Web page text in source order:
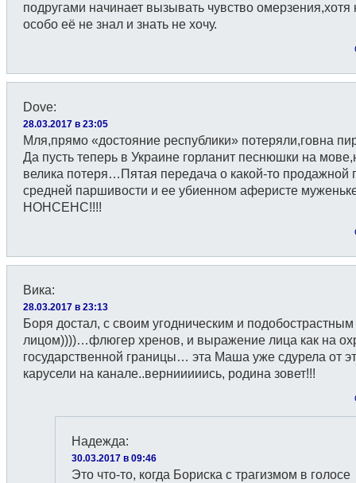
подругами начинает вызывать чувство омерзения,хотя
особо её не знал и знать не хочу.
Dove:
28.03.2017 в 23:05
Мля,прямо «достояние республики» потеряли,говна
Да пусть теперь в Украине горланит песнюшки на
велика потеря…Пятая передача о какой-то продажной
средней паршивости и ее убиенном аферисте
НОНСЕНС!!!!
Вика:
28.03.2017 в 23:13
Боря достал, с своим угодническим и подобострастным
лицом))))…флюгер хренов, и выражение лица как на
государственной границы… эта Маша уже сдурела от
карусели на канале..вернииииись, родина зовет!!!
Надежда:
30.03.2017 в 09:46
Это что-то, когда Бориска с трагизмом в голосе